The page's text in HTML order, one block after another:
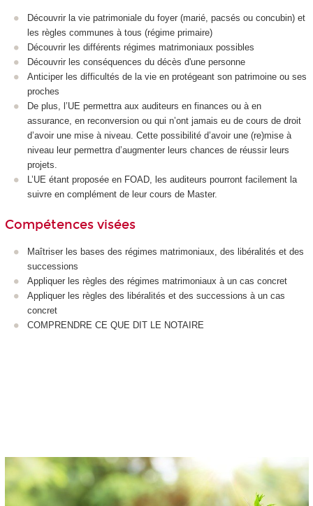
Découvrir la vie patrimoniale du foyer (marié, pacsés ou concubin) et
les règles communes à tous (régime primaire)
Découvrir les différents régimes matrimoniaux possibles
Découvrir les conséquences du décès d'une personne
Anticiper les difficultés de la vie en protégeant son patrimoine ou ses
proches
De plus, l’UE permettra aux auditeurs en finances ou à en
assurance, en reconversion ou qui n’ont jamais eu de cours de droit
d’avoir une mise à niveau. Cette possibilité d’avoir une (re)mise à
niveau leur permettra d’augmenter leurs chances de réussir leurs
projets.
L’UE étant proposée en FOAD, les auditeurs pourront facilement la
suivre en complément de leur cours de Master.
Compétences visées
Maîtriser les bases des régimes matrimoniaux, des libéralités et des
successions
Appliquer les règles des régimes matrimoniaux à un cas concret
Appliquer les règles des libéralités et des successions à un cas
concret
COMPRENDRE CE QUE DIT LE NOTAIRE